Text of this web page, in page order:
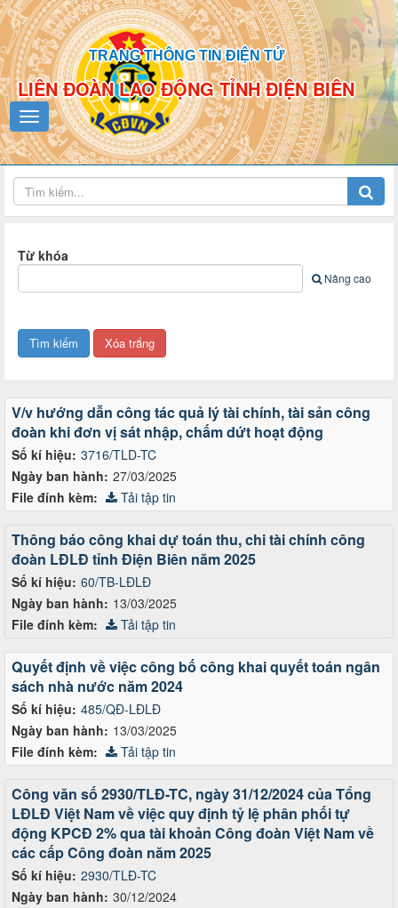
TRANG THÔNG TIN ĐIỆN TỬ
LIÊN ĐOÀN LAO ĐỘNG TỈNH ĐIỆN BIÊN
Từ khóa
Nâng cao
Số kí hiệu: 3716/TLD-TC
Ngày ban hành: 27/03/2025
V/v hướng dẫn công tác quả lý tài chính, tài sản công
đoàn khi đơn vị sát nhập, chấm dứt hoạt động
File đính kèm: Tải tập tin
Số kí hiệu: 60/TB-LĐLĐ
Ngày ban hành: 13/03/2025
Thông báo công khai dự toán thu, chi tài chính công
đoàn LĐLĐ tỉnh Điện Biên năm 2025
File đính kèm: Tải tập tin
Số kí hiệu: 485/QĐ-LĐLĐ
Ngày ban hành: 13/03/2025
Quyết định về việc công bố công khai quyết toán ngân
sách nhà nước năm 2024
File đính kèm: Tải tập tin
Số kí hiệu: 2930/TLĐ-TC
Ngày ban hành: 30/12/2024
Công văn số 2930/TLĐ-TC, ngày 31/12/2024 của Tổng
LĐLĐ Việt Nam về việc quy định tỷ lệ phân phối tự
động KPCĐ 2% qua tài khoản Công đoàn Việt Nam về
các cấp Công đoàn năm 2025